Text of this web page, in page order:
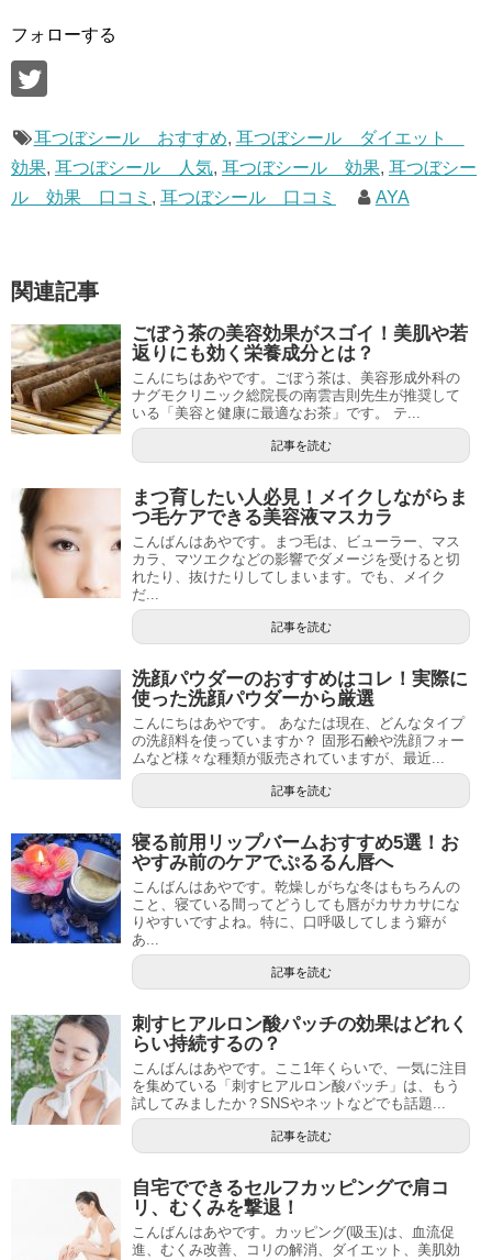
フォローする
耳つぼシール おすすめ, 耳つぼシール ダイエット
効果, 耳つぼシール 人気, 耳つぼシール 効果, 耳つぼシー
ル 効果 口コミ , 耳つぼシール 口コミ AYA
関連記事
ごぼう茶の美容効果がスゴイ！美肌や若
返りにも効く栄養成分とは？
こんにちはあやです。ごぼう茶は、美容形成外科の
ナグモクリニック総院長の南雲吉則先生が推奨して
いる「美容と健康に最適なお茶」です。 テ...
記事を読む
まつ育したい人必見！メイクしながらま
つ毛ケアできる美容液マスカラ
こんばんはあやです。まつ毛は、ビューラー、マス
カラ、マツエクなどの影響でダメージを受けると切
れたり、抜けたりしてしまいます。でも、メイク
だ...
記事を読む
洗顔パウダーのおすすめはコレ！実際に
使った洗顔パウダーから厳選
こんにちはあやです。 あなたは現在、どんなタイプ
の洗顔料を使っていますか？ 固形石鹸や洗顔フォー
ムなど様々な種類が販売されていますが、最近...
記事を読む
寝る前用リップバームおすすめ5選！お
やすみ前のケアでぷるるん唇へ
こんばんはあやです。乾燥しがちな冬はもちろんの
こと、寝ている間ってどうしても唇がカサカサにな
りやすいですよね。特に、口呼吸してしまう癖が
あ...
記事を読む
刺すヒアルロン酸パッチの効果はどれく
らい持続するの？
こんばんはあやです。ここ1年くらいで、一気に注目
を集めている「刺すヒアルロン酸パッチ」は、もう
試してみましたか？SNSやネットなどでも話題...
記事を読む
自宅でできるセルフカッピングで肩コ
リ、むくみを撃退！
こんばんはあやです。カッピング(吸玉)は、血流促
進、むくみ改善、コリの解消、ダイエット、美肌効